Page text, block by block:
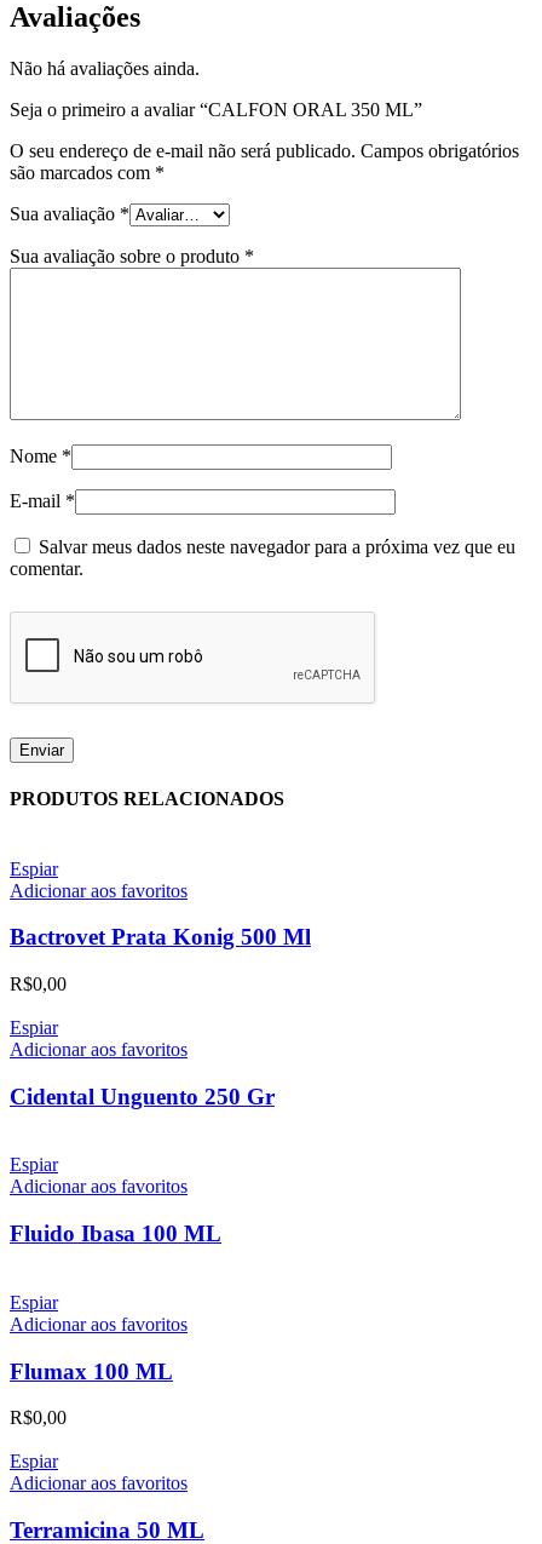
Avaliações
Não há avaliações ainda.
Seja o primeiro a avaliar “CALFON ORAL 350 ML”
O seu endereço de e-mail não será publicado. Campos obrigatórios
são marcados com *
Sua avaliação *
Sua avaliação sobre o produto *
Nome *
E-mail *
Salvar meus dados neste navegador para a próxima vez que eu
comentar.
PRODUTOS RELACIONADOS
Espiar
Adicionar aos favoritos
Bactrovet Prata Konig 500 Ml
R$0,00
Espiar
Adicionar aos favoritos
Cidental Unguento 250 Gr
Espiar
Adicionar aos favoritos
Fluido Ibasa 100 ML
Espiar
Adicionar aos favoritos
Flumax 100 ML
R$0,00
Espiar
Adicionar aos favoritos
Terramicina 50 ML